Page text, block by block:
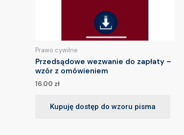
Prawo cywilne
Przedsądowe wezwanie do zapłaty –
wzór z omówieniem
16.00 zł
Kupuję dostęp do wzoru pisma